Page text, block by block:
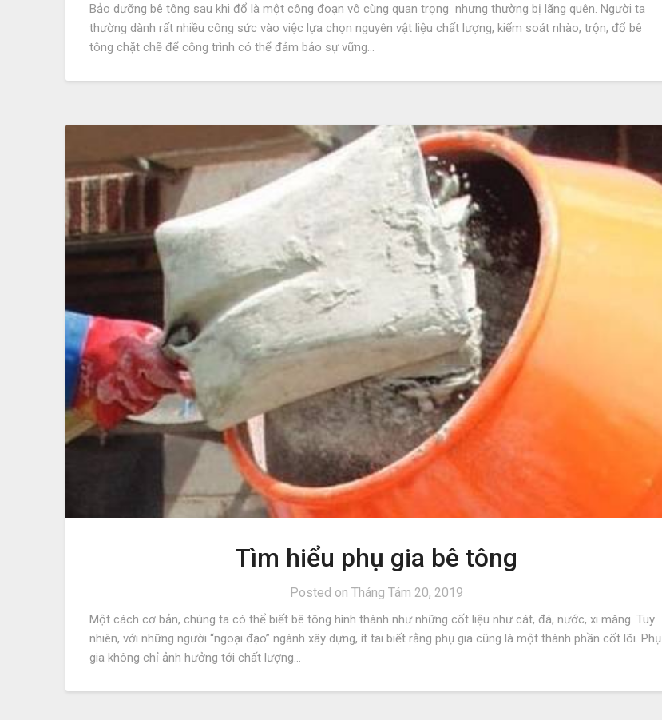
Bảo dưỡng bê tông sau khi đổ là một công đoạn vô cùng quan trọng nhưng thường bị lãng quên. Người ta
thường dành rất nhiều công sức vào việc lựa chọn nguyên vật liệu chất lượng, kiểm soát nhào, trộn, đổ bê
tông chặt chẽ để công trình có thể đảm bảo sự vững…
Tìm hiểu phụ gia bê tông
Posted on Tháng Tám 20, 2019
Một cách cơ bản, chúng ta có thể biết bê tông hình thành như những cốt liệu như cát, đá, nước, xi măng. Tuy
nhiên, với những người “ngoại đạo” ngành xây dựng, ít tai biết rằng phụ gia cũng là một thành phần cốt lõi. Phụ
gia không chỉ ảnh hưởng tới chất lượng…